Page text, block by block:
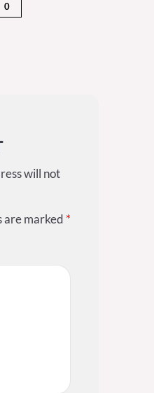
0
will not
are marked *